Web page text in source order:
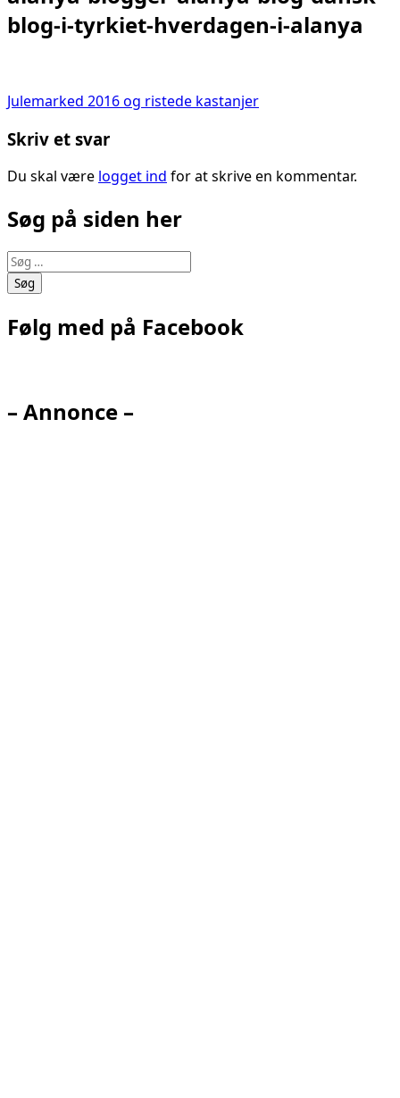
blog-i-tyrkiet-hverdagen-i-alanya
Indlægsnavigation
Julemarked 2016 og ristede kastanjer
Skriv et svar
Du skal være logget ind for at skrive en kommentar.
Søg på siden her
Søg
efter:
Følg med på Facebook
– Annonce –